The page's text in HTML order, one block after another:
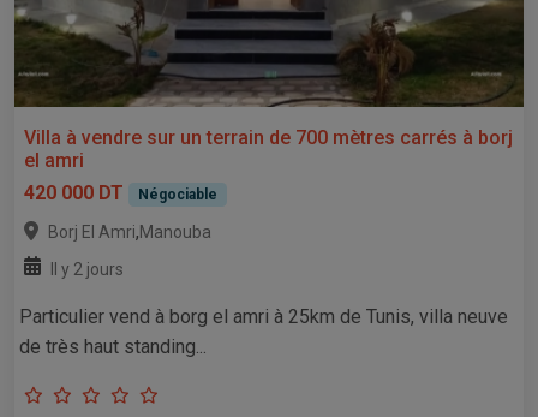
Villa à vendre sur un terrain de 700 mètres carrés à borj
el amri
420 000 DT
Négociable
Borj El Amri,Manouba
Il y 2 jours
Particulier vend à borg el amri à 25km de Tunis, villa neuve
de très haut standing...